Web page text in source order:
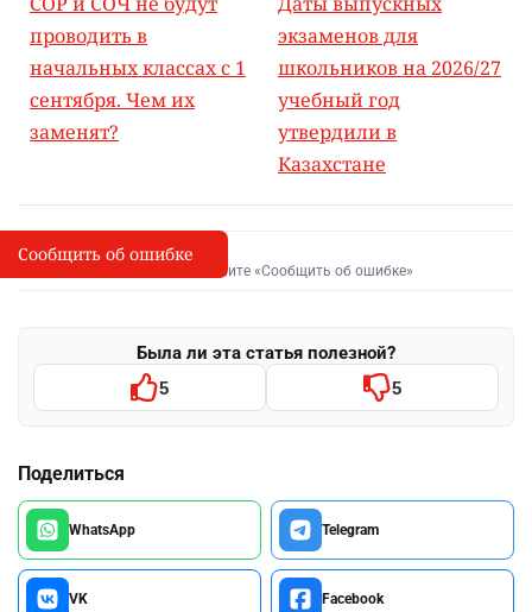
проводить в
начальных классах с 1
сентября. Чем их
заменят?
экзаменов для
школьников на 2026/27
учебный год
утвердили в
Казахстане
I
Сообщить об опечатке
Выделите фрагмент и нажмите «Сообщить об ошибке»
Была ли эта статья полезной?
5 5
Поделиться
WhatsApp Telegram
VK Facebook
Сообщить об ошибке